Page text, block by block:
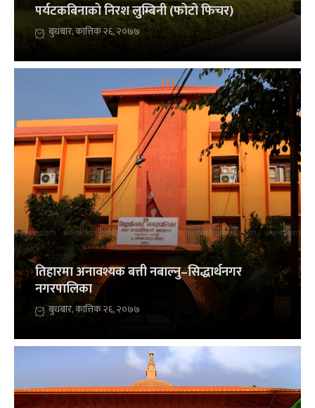
पर्यटकबिनाको निरश लुम्बिनी (फोटो फिचर)
बुधबार, कात्तिक २६, २०७७
तिहारमा अनावश्यक बत्ती नबाल्नु–सिद्धार्थनगर
नगरपालिका
बुधबार, कात्तिक २६, २०७७